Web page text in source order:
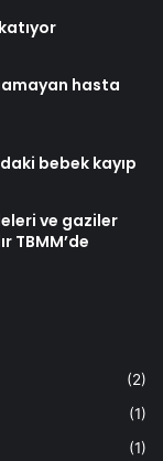
hasta
bebek kayıp
ve gaziler
TBMM’de
(2)
(1)
(1)